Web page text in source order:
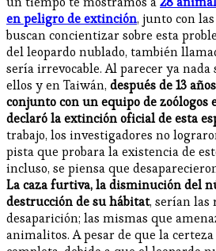
en peligro de extinción, junto con las
buscan concientizar sobre esta
del leopardo nublado, también
sería irrevocable. Al parecer ya nada
ellos y en Taiwán, después de 13
conjunto con un equipo de zoólogos
declaró la extinción oficial de esta
trabajo, los investigadores no
pista que probara la existencia de
incluso, se piensa que
La caza furtiva, la disminución del
destrucción de su hábitat, serían las
desaparición; las mismas que
animalitos. A pesar de que la